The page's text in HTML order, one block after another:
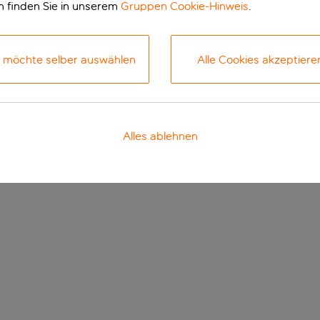
finden Sie in unserem Gruppen Cookie-Hinweis.
möchte selber auswählen Alle Cookies
Alles ablehnen